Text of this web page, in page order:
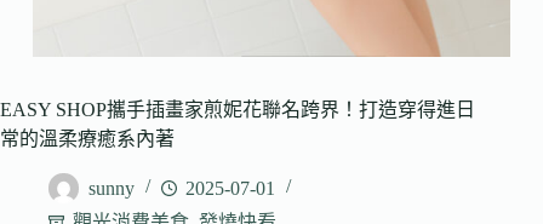
EASY SHOP攜手插畫家煎妮花聯名跨界！打造穿得進日
常的溫柔療癒系內著
sunny
2025-07-01